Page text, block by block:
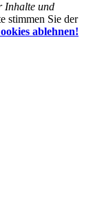
Inhalte und
stimmen Sie der
ablehnen!